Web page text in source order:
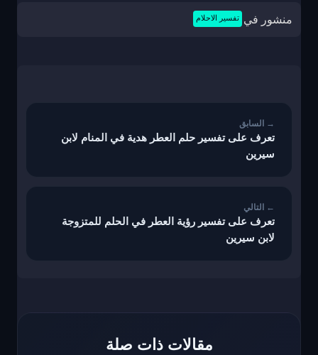
منشور في تفسير الاحلام
تعرف على تفسير حلم العطر هدية في المنام لابن
سيرين
تعرف على تفسير رؤية العطر في الحلم للمتزوجة
لابن سيرين
مقالات ذات صلة